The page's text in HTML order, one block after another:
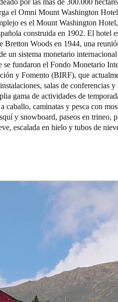
por las más de 300.000
el Omni Mount Washington
es el Mount Washington
construida en 1902. El hotel
Bretton Woods en 1944, una
un sistema monetario
se fundaron el Fondo Monetario
y Fomento (BIRF), que
salas de conferencias
gama de actividades de
caballo, caminatas y pesca con
y snowboard, paseos en trineo,
escalada en hielo y tubos de